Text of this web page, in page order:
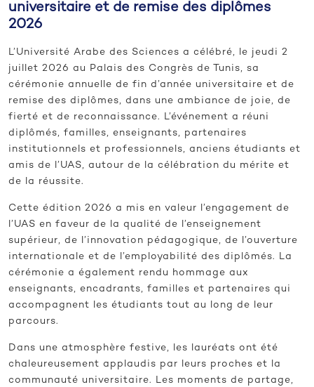
universitaire et de remise des diplômes
2026
L’Université Arabe des Sciences a célébré, le jeudi 2
juillet 2026 au Palais des Congrès de Tunis, sa
cérémonie annuelle de fin d’année universitaire et de
remise des diplômes, dans une ambiance de joie, de
fierté et de reconnaissance. L’événement a réuni
diplômés, familles, enseignants, partenaires
institutionnels et professionnels, anciens étudiants et
amis de l’UAS, autour de la célébration du mérite et
de la réussite.
Cette édition 2026 a mis en valeur l’engagement de
l’UAS en faveur de la qualité de l’enseignement
supérieur, de l’innovation pédagogique, de l’ouverture
internationale et de l’employabilité des diplômés. La
cérémonie a également rendu hommage aux
enseignants, encadrants, familles et partenaires qui
accompagnent les étudiants tout au long de leur
parcours.
Dans une atmosphère festive, les lauréats ont été
chaleureusement applaudis par leurs proches et la
communauté universitaire. Les moments de partage,